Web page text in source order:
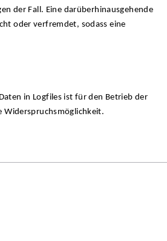
der Fall. Eine darüberhinausgehende
oder verfremdet, sodass eine
in Logfiles ist für den Betrieb der
Widerspruchsmöglichkeit.